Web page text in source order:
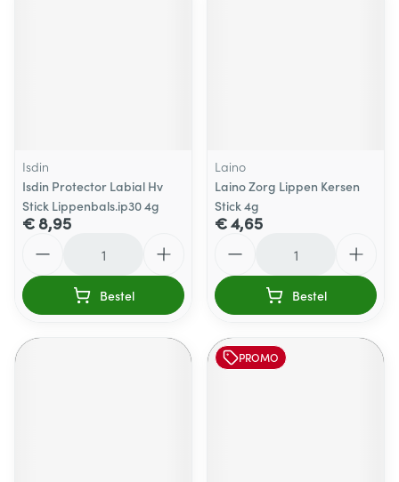
Isdin
Isdin Protector Labial Hv
Stick Lippenbals.ip30 4g
€ 8,95
Bestel
Laino
Laino Zorg Lippen Kersen
Stick 4g
€ 4,65
Bestel
PROMO